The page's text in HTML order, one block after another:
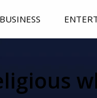
BUSINESS